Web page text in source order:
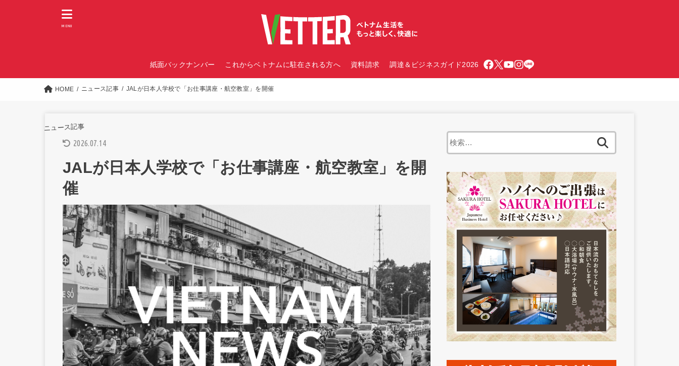
紙面バックナンバー これからベトナムに駐在される方へ 資料請求 調達＆ビジネスガイド2026
MENU
HOME ニュース記事 JALが日本人学校で「お仕事講座・航空教室」を開催
ニュース記事
2026.07.14
JALが日本人学校で「お仕事講座・航空教室」を開
催